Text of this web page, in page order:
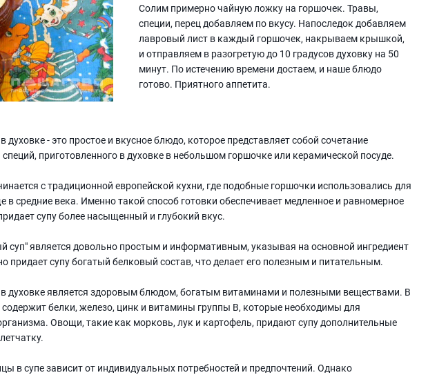
Солим примерно чайную ложку на горшочек. Травы,
специи, перец добавляем по вкусу. Напоследок добавляем
лавровый лист в каждый горшочек, накрываем крышкой,
и отправляем в разогретую до 10 градусов духовку на 50
минут. По истечению времени достаем, и наше блюдо
готово. Приятного аппетита.
духовке - это простое и вкусное блюдо, которое представляет собой сочетание
приготовленного в духовке в небольшом горшочке или керамической посуде.
с традиционной европейской кухни, где подобные горшочки использовались для
в средние века. Именно такой способ готовки обеспечивает медленное и равномерное
супу более насыщенный и глубокий вкус.
суп" является довольно простым и информативным, указывая на основной ингредиент
придает супу богатый белковый состав, что делает его полезным и питательным.
духовке является здоровым блюдом, богатым витаминами и полезными веществами. В
содержит белки, железо, цинк и витамины группы В, которые необходимы для
Овощи, такие как морковь, лук и картофель, придают супу дополнительные
в супе зависит от индивидуальных потребностей и предпочтений. Однако